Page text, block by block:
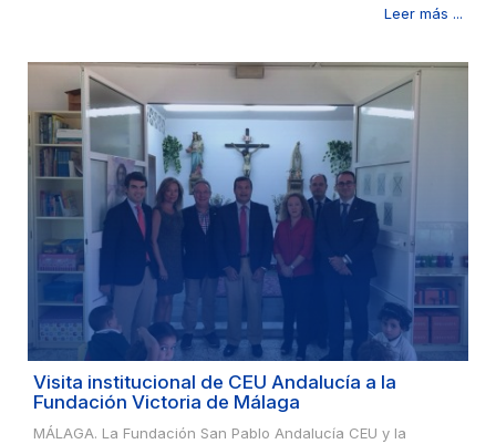
Leer más ...
Visita institucional de CEU Andalucía a la
Fundación Victoria de Málaga
MÁLAGA. La Fundación San Pablo Andalucía CEU y la